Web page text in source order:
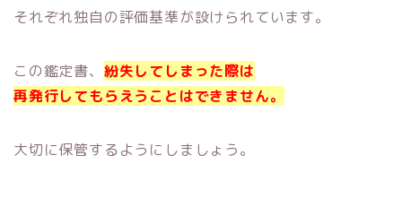
それぞれ独自の評価基準が設けられています。
この鑑定書、 紛失してしまった際は
再発行してもらえうことはできません。
大切に保管するようにしましょう。